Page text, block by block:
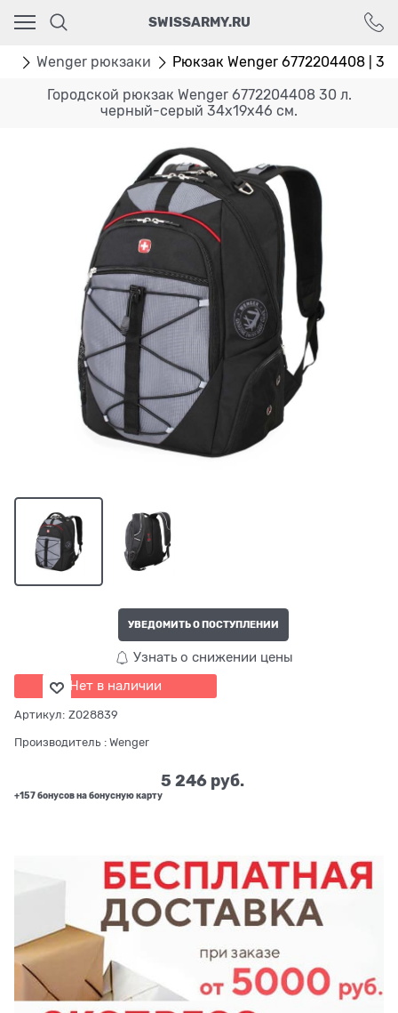
SWISSARMY.RU
Wenger рюкзаки Рюкзак Wenger 6772204408 | 30
Городской рюкзак Wenger 6772204408 30 л.
черный-серый 34x19x46 см.
УВЕДОМИТЬ О ПОСТУПЛЕНИИ
Узнать о снижении цены
Нет в наличии
Артикул: Z028839
Производитель : Wenger
5 246 руб.
+157 бонусов на бонусную карту
Ваш город - Москва,
угадали?
ДА НЕТ